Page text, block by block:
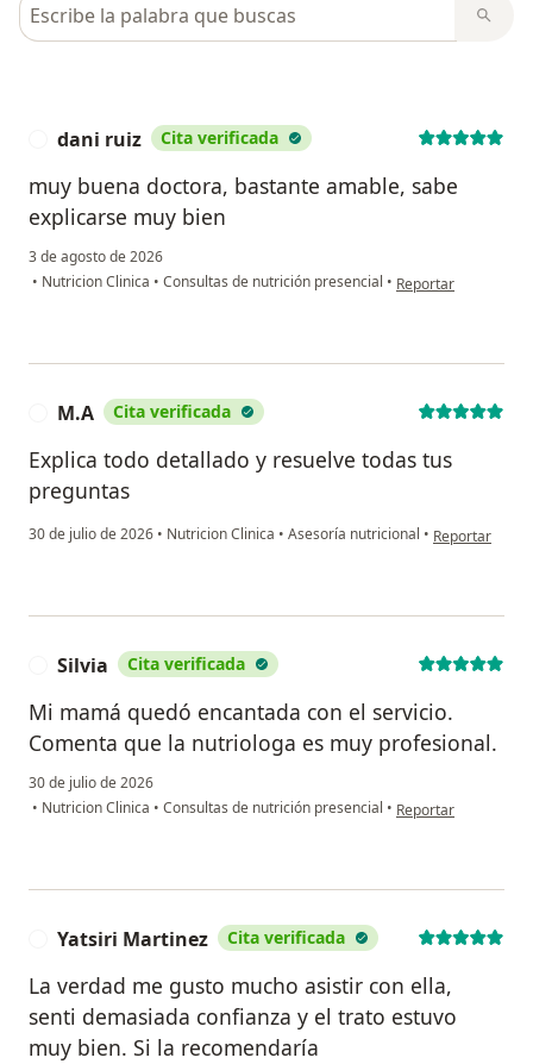
dani ruiz Cita verificada
muy buena doctora, bastante amable, sabe
explicarse muy bien
3 de agosto de 2026
• Nutricion Clinica • Consultas de nutrición presencial • en opinión del
Reportar
M.A Cita verificada
Explica todo detallado y resuelve todas tus
preguntas
30 de julio de 2026 • Nutricion Clinica • Asesoría nutricional • en opinión del
Reportar
Silvia Cita verificada
Mi mamá quedó encantada con el servicio.
Comenta que la nutriologa es muy profesional.
30 de julio de 2026
• Nutricion Clinica • Consultas de nutrición presencial • en opinión del
Reportar
Yatsiri Martinez Cita verificada
La verdad me gusto mucho asistir con ella,
senti demasiada confianza y el trato estuvo
muy bien. Si la recomendaría